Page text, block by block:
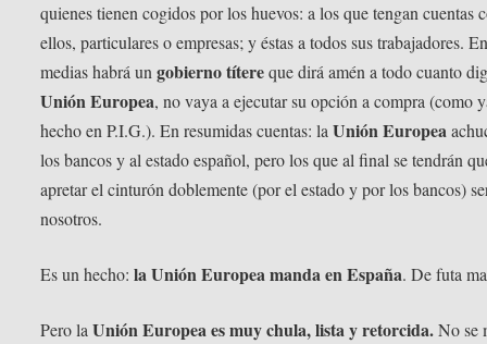
quienes tienen cogidos por los huevos: a los que tengan cuentas
ellos, particulares o empresas; y éstas a todos sus trabajadores.
medias habrá ungobierno títereque dirá amén a todo cuanto
Unión Europea, no vaya a ejecutar su opción a compra (como
hecho en P.I.G.). En resumidas cuentas: laUnión Europea
los bancos y al estado español, pero los que al final se tendrán
apretar el cinturón doblemente (por el estado y por los bancos)
nosotros.
Es un hecho:la Unión Europea manda en España. De futa
Pero laUnión Europea es muy chula, lista y retorcida.No se